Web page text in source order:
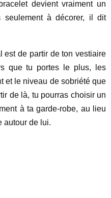
devient vraiment un
à décorer, il dit
est de partir de ton vestiaire
que tu portes le plus, les
et le niveau de sobriété que
de là, tu pourras choisir un
à ta garde-robe, au lieu
autour de lui.